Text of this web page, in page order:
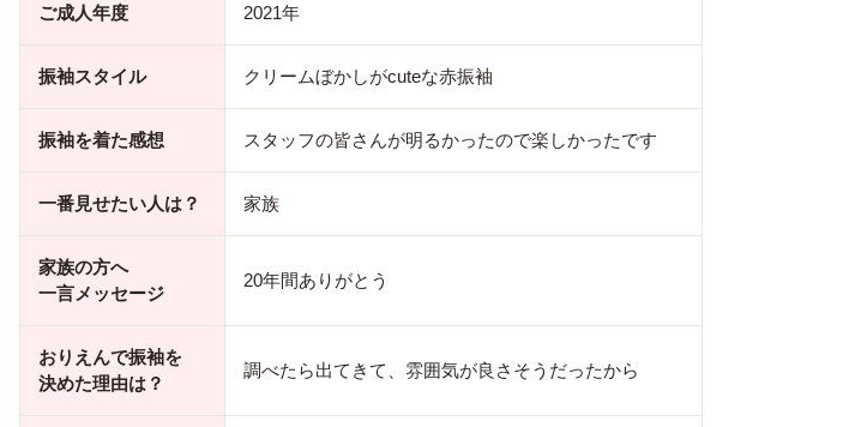
ご成人年度 2021年
振袖スタイル クリームぼかしがcuteな赤振袖
振袖を着た感想 スタッフの皆さんが明るかったので楽しかったです
一番見せたい人は？ 家族
家族の方へ
一言メッセージ
20年間ありがとう
おりえんで振袖を
決めた理由は？
調べたら出てきて、雰囲気が良さそうだったから